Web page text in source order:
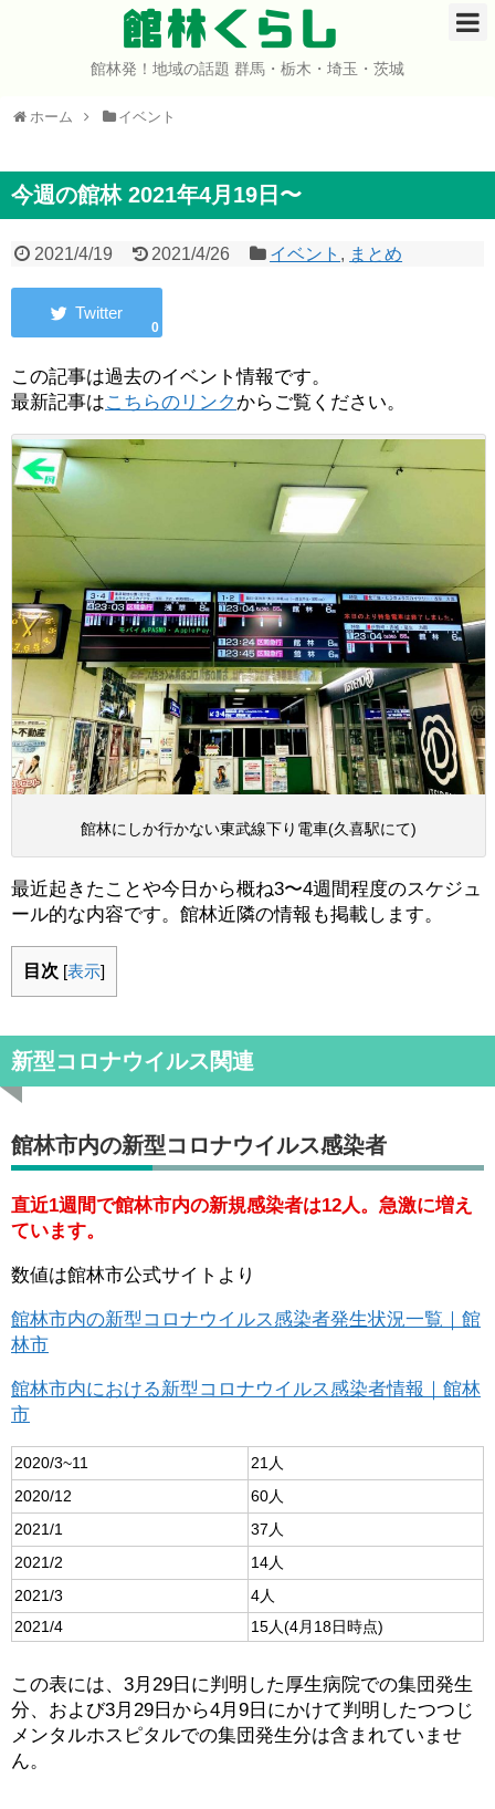
館林くらし
館林発！地域の話題 群馬・栃木・埼玉・茨城
ホーム イベント
今週の館林 2021年4月19日〜
2021/4/19 2021/4/26 イベント , まとめ
0
この記事は過去のイベント情報です。
最新記事はこちらのリンク からご覧ください。
館林にしか行かない東武線下り電車(久喜駅にて)
最近起きたことや今日から概ね3〜4週間程度のスケジュ
ール的な内容です。館林近隣の情報も掲載します。
目次 [表示]
新型コロナウイルス関連
館林市内の新型コロナウイルス感染者
直近1週間で館林市内の新規感染者は12人。急激に増え
ています。
数値は館林市公式サイトより
館林市内の新型コロナウイルス感染者発生状況一覧｜館
林市
館林市内における新型コロナウイルス感染者情報｜館林
市
2020/3~11
21人
2020/12
60人
2021/1
37人
2021/2
14人
2021/3
4人
2021/4
15人(4月18日時点)
この表には、3月29日に判明した厚生病院での集団発生
分、および3月29日から4月9日にかけて判明したつつじ
メンタルホスピタルでの集団発生分は含まれていませ
ん。
ホーム
イベント
グルメ
コミュニティ
宇宙よりも遠い場所